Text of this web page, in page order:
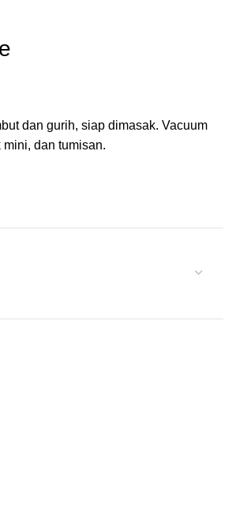
dan gurih, siap dimasak. Vacuum
dan tumisan.